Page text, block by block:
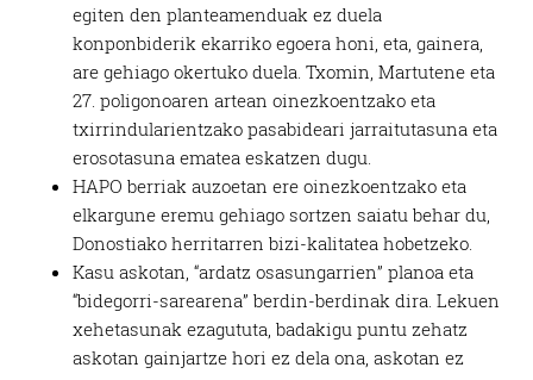
egiten den planteamenduak ez duela
konponbiderik ekarriko egoera honi, eta, gainera,
are gehiago okertuko duela. Txomin, Martutene eta
27. poligonoaren artean oinezkoentzako eta
txirrindularientzako pasabideari jarraitutasuna eta
erosotasuna ematea eskatzen dugu.
HAPO berriak auzoetan ere oinezkoentzako eta
elkargune eremu gehiago sortzen saiatu behar du,
Donostiako herritarren bizi-kalitatea hobetzeko.
Kasu askotan, “ardatz osasungarrien” planoa eta
“bidegorri-sarearena” berdin-berdinak dira. Lekuen
xehetasunak ezagututa, badakigu puntu zehatz
askotan gainjartze hori ez dela ona, askotan ez